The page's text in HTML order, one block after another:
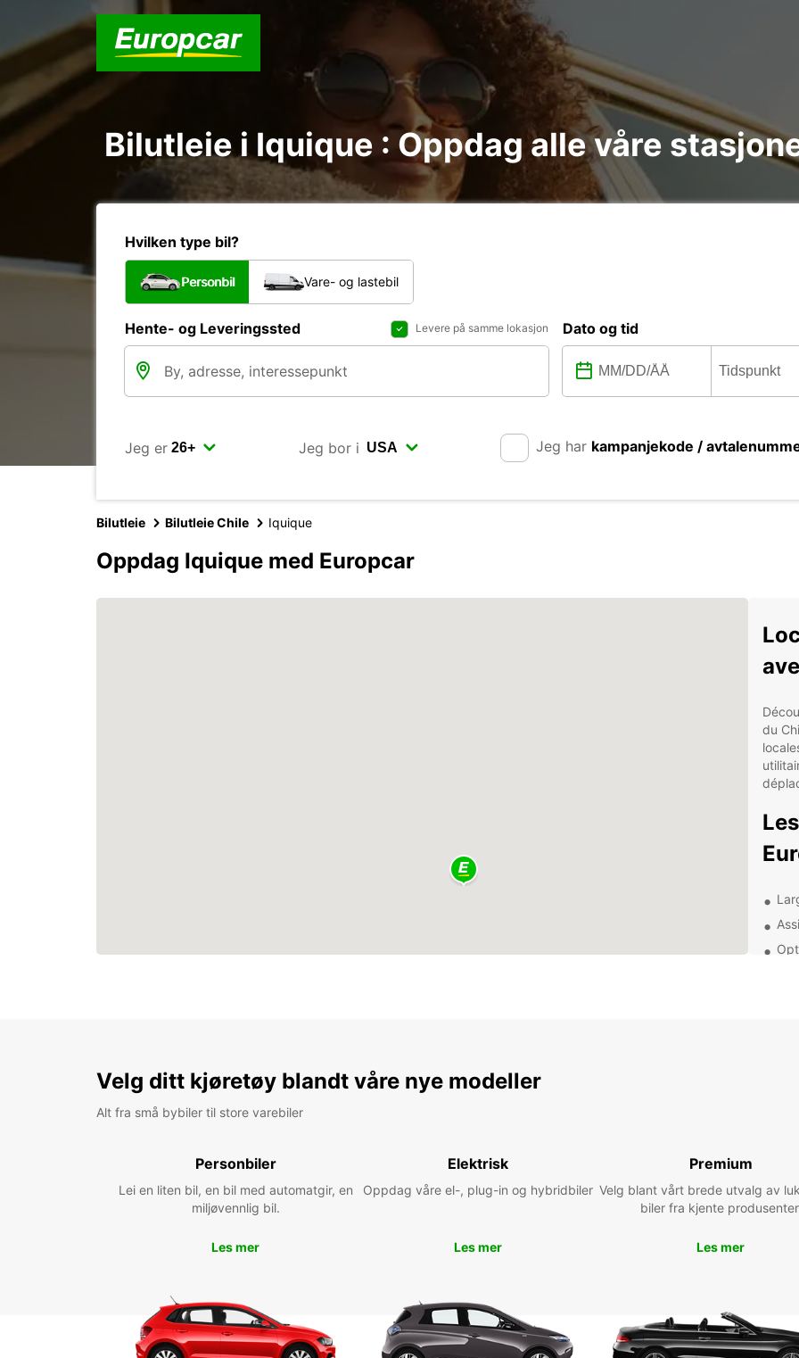
Bilutleie i Iquique : Oppdag alle våre
Hvilken type bil?
Personbil Vare- og lastebil
Hente- og Leveringssted Levere på samme lokasjon Dato og tid
Jeg er Jeg bor i Jeg har kampanjekode /
Bilutleie Bilutleie Chile Iquique
Oppdag Iquique med Europcar
du
sites
Que
en
Velg ditt kjøretøy blandt våre nye modeller
Alt fra små bybiler til store varebiler
Personbiler
Lei en liten bil, en bil med automatgir, en
miljøvennlig bil.
Les mer
Elektrisk
Oppdag våre el-, plug-in og hybridbiler
Les mer
Premium
Velg blant vårt brede utvalg av
biler fra kjente
Les mer